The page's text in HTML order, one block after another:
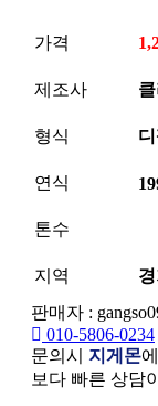
가격
제조사
형식
연식
톤수
지역
경
판매자 :
010-5806-0234
문의시 지게몬
보다 빠른 상담